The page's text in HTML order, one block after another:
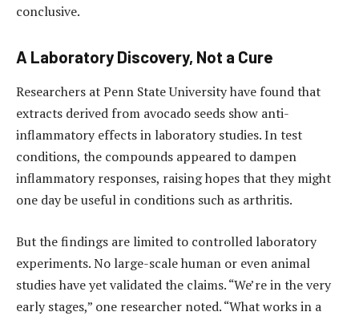
conclusive.
A Laboratory Discovery, Not a Cure
Researchers at Penn State University have found that
extracts derived from avocado seeds show anti-
inflammatory effects in laboratory studies. In test
conditions, the compounds appeared to dampen
inflammatory responses, raising hopes that they might
one day be useful in conditions such as arthritis.
But the findings are limited to controlled laboratory
experiments. No large-scale human or even animal
studies have yet validated the claims. “We’re in the very
early stages,” one researcher noted. “What works in a